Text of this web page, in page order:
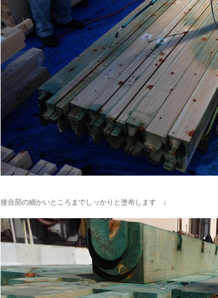
接合部の細かいところまでしっかりと塗布します ↓